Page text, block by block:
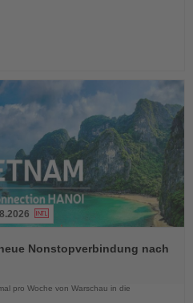
Nonstopverbindung nach
pro Woche von Warschau in die